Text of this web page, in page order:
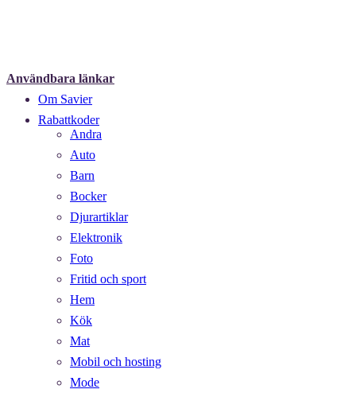
Användbara länkar
Om Savier
Rabattkoder
Andra
Auto
Barn
Bocker
Djurartiklar
Elektronik
Foto
Fritid och sport
Hem
Kök
Mat
Mobil och hosting
Mode